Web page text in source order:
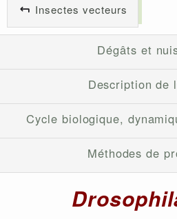
Insectes vecteurs
Dégâts et
Description de
Cycle biologique,
Méthodes de